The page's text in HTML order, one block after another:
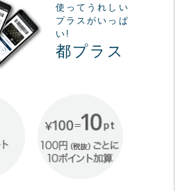
使ってうれしい
プラスがいっぱ
い!
都プラス